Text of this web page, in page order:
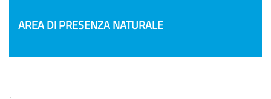
AREA DI PRESENZA NATURALE
.